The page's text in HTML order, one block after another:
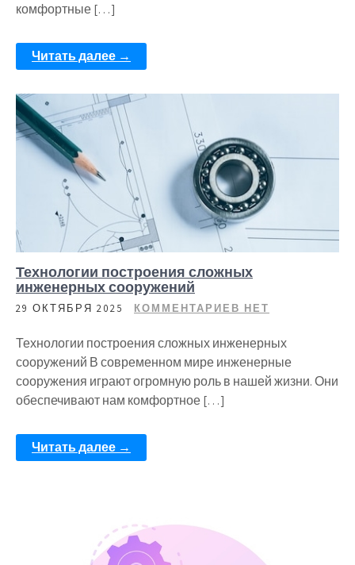
комфортные […]
Читать далее →
Технологии построения сложных
инженерных сооружений
29 ОКТЯБРЯ 2025 КОММЕНТАРИЕВ НЕТ
Технологии построения сложных инженерных
сооружений В современном мире инженерные
сооружения играют огромную роль в нашей жизни. Они
обеспечивают нам комфортное […]
Читать далее →